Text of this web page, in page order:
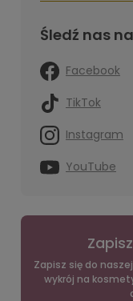
Śledź nas
Facebook
TikTok
Instagram
YouTube
Zapisz się do
wykrój na